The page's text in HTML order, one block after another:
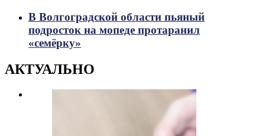
В Волгоградской области пьяный
подросток на мопеде протаранил
«семёрку»
АКТУАЛЬНО